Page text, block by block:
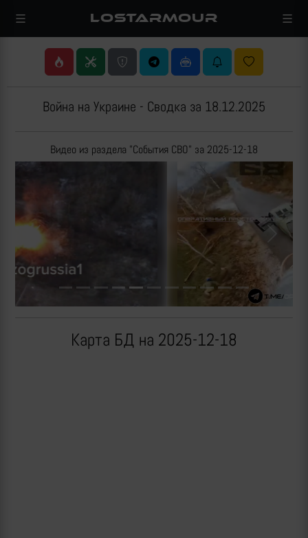
LOSTARMOUR
Война на Украине - Сводка за 18.12.2025
Видео из раздела "События СВО" за 2025-12-18
Previous Next
Карта БД на 2025-12-18